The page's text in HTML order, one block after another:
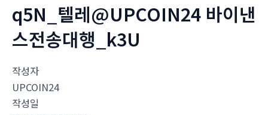
q5N_텔레@UPCOIN24 바이낸
스전송대행_k3U
작성자
UPCOIN24
작성일